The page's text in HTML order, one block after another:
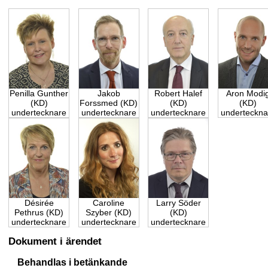
Penilla Gunther
(KD)
undertecknare
Jakob
Forssmed (KD)
undertecknare
Robert Halef
(KD)
undertecknare
Aron
(KD)
Désirée
Pethrus (KD)
undertecknare
Caroline
Szyber (KD)
undertecknare
Larry Söder
(KD)
undertecknare
Dokument i ärendet
Behandlas i betänkande